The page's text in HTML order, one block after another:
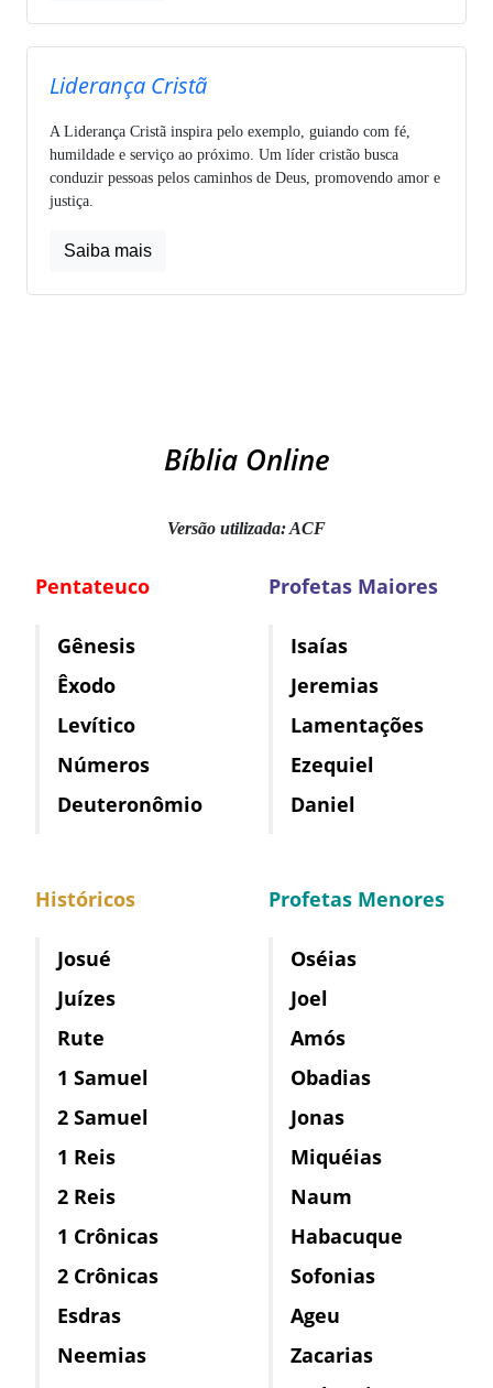
Liderança Cristã
A Liderança Cristã inspira pelo exemplo, guiando com fé,
humildade e serviço ao próximo. Um líder cristão busca
conduzir pessoas pelos caminhos de Deus, promovendo amor e
justiça.
Saiba mais
Bíblia Online
Versão utilizada: ACF
Pentateuco
Gênesis
Êxodo
Levítico
Números
Deuteronômio
Históricos
Josué
Juízes
Rute
1 Samuel
2 Samuel
1 Reis
2 Reis
1 Crônicas
2 Crônicas
Esdras
Neemias
Profetas Maiores
Isaías
Jeremias
Lamentações
Ezequiel
Daniel
Profetas Menores
Oséias
Joel
Amós
Obadias
Jonas
Miquéias
Naum
Habacuque
Sofonias
Ageu
Zacarias